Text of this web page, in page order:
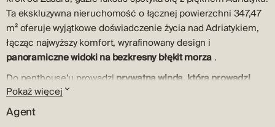
Ta ekskluzywna nieruchomość o łącznej powierzchni 347,47
m² oferuje wyjątkowe doświadczenie życia nad Adriatykiem,
łącząc najwyższy komfort, wyrafinowany design i
panoramiczne widoki na bezkresny błękit morza .
Do penthouse’u prowadzi prywatna winda, która prowadzi
bezpośrednio do apartamentu
prywatność i ekskluzywność. Obok windy znajdują się
eleganckie schody prowadzące do strefy wejściowej. Wejście
Pokaż więcej
Agent